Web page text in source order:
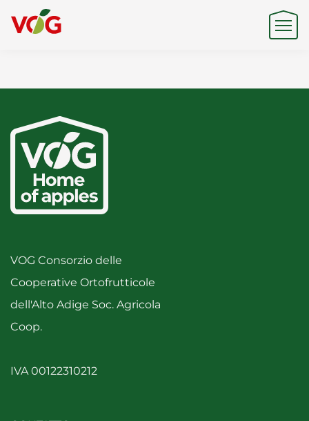
Expertise
Sostenibilità
Prodotti e Marchi
News
VOG Consorzio delle
Cooperative Ortofrutticole
dell'Alto Adige Soc. Agricola
Coop.
IVA 00122310212